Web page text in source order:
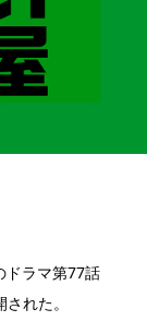
ドラマ第77話
れた。